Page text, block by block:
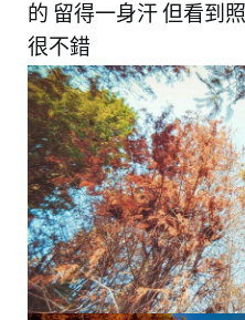
的 留得一身汗 但看到
很不錯